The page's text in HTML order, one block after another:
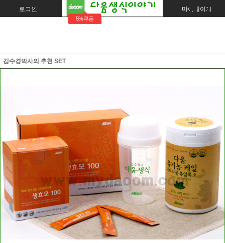
로그인 회원가입
5%쿠폰
주문조회 마이페이지
김수경박사의 추천 SET